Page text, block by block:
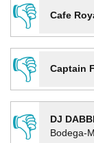
👎
Cafe
👎
Captain
👎
DJ
Bodega-